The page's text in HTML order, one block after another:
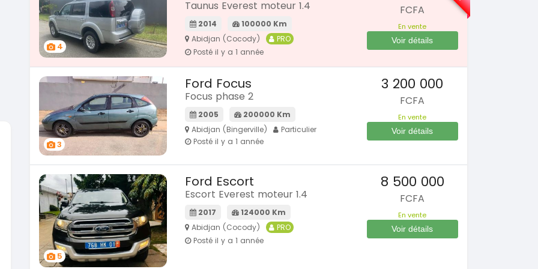
KIA Sorento
Sorento full option
2021
60000 Km
18 500 000FCFA
En vente
SPÉCIAL Sportage 2021
2021
78000 Km
14 500 000FCFA
En vente
SPÉCIAL Dokker 1.6
2014
100000 Km
3 800 000
En vente
4
Taunus Everest moteur 1.4
2014
100000 Km
Abidjan (Cocody)
PRO
Posté il y a 1 année
FCFA
En vente
Voir détails
3
Ford Focus
Focus phase 2
2005
200000 Km
Abidjan (Bingerville)
Particulier
Posté il y a 1 année
3 200 000
FCFA
En vente
Voir détails
5
Ford Escort
Escort Everest moteur 1.4
2017
124000 Km
Abidjan (Cocody)
PRO
Posté il y a 1 année
8 500 000
FCFA
En vente
Voir détails